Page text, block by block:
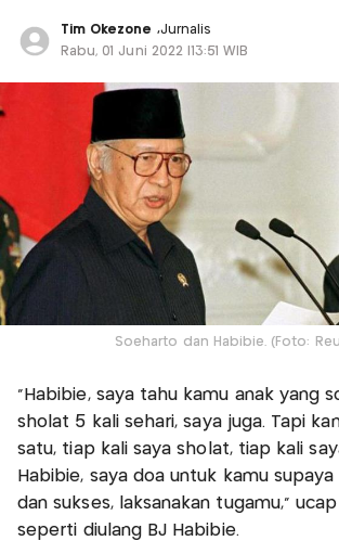
Tim Okezone ,Jurnalis
Rabu, 01 Juni 2022 |13:51 WIB
Soeharto dan Habibie. (Foto:
“Habibie, saya tahu kamu anak yang
sholat 5 kali sehari, saya juga. Tapi
satu, tiap kali saya sholat, tiap kali
Habibie, saya doa untuk kamu
dan sukses, laksanakan tugamu,”
seperti diulang BJ Habibie.